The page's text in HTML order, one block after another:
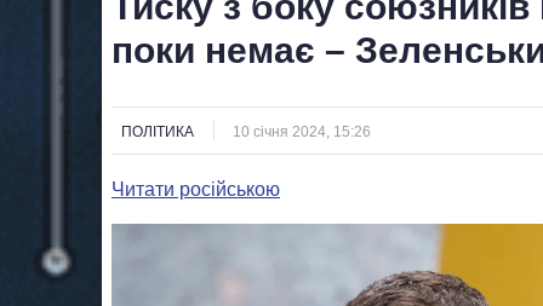
поки немає –
ПОЛІТИКА 10 січня 2024, 15:26
Читати російською